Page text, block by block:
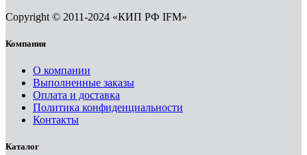
Copyright © 2011-2024 «КИП РФ IFM»
Компания
О компании
Выполненные заказы
Оплата и доставка
Политика конфиденциальности
Контакты
Каталог